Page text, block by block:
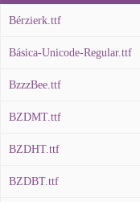
Bérzierk.ttf
Básica-Unicode-Regular.ttf
BzzzBee.ttf
BZDMT.ttf
BZDHT.ttf
BZDBT.ttf